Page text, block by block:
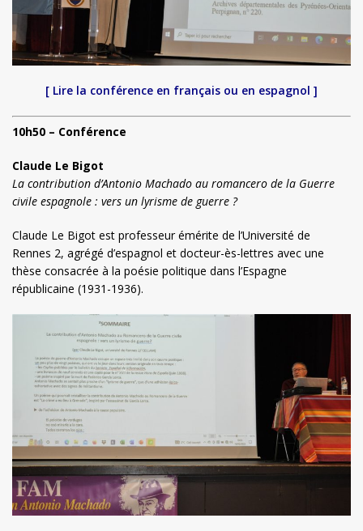
[ Lire la conférence en français ou en espagnol ]
10h50 – Conférence
Claude Le Bigot
La contribution d’Antonio Machado au romancero de la Guerre
civile espagnole : vers un lyrisme de guerre ?
Claude Le Bigot est professeur émérite de l’Université de
Rennes 2, agrégé d’espagnol et docteur-ès-lettres avec une
thèse consacrée à la poésie politique dans l’Espagne
républicaine (1931-1936).